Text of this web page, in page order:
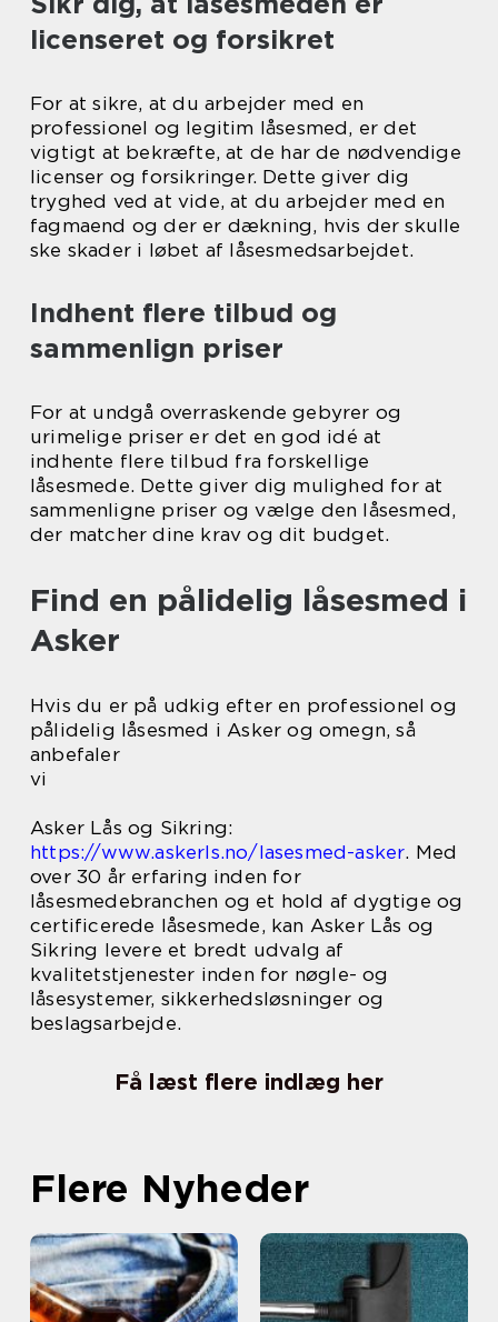
licenseret og forsikret
For at sikre, at du arbejder med en
professionel og legitim låsesmed, er det
vigtigt at bekræfte, at de har de nødvendige
licenser og forsikringer. Dette giver dig
tryghed ved at vide, at du arbejder med en
fagmaend og der er dækning, hvis der skulle
ske skader i løbet af låsesmedsarbejdet.
Indhent flere tilbud og
sammenlign priser
For at undgå overraskende gebyrer og
urimelige priser er det en god idé at
indhente flere tilbud fra forskellige
låsesmede. Dette giver dig mulighed for at
sammenligne priser og vælge den låsesmed,
der matcher dine krav og dit budget.
Find en pålidelig låsesmed i
Asker
Hvis du er på udkig efter en professionel og
pålidelig låsesmed i Asker og omegn, så
anbefaler
vi
Asker Lås og Sikring:
https://www.askerls.no/lasesmed-asker. Med
over 30 år erfaring inden for
låsesmedebranchen og et hold af dygtige og
certificerede låsesmede, kan Asker Lås og
Sikring levere et bredt udvalg af
kvalitetstjenester inden for nøgle- og
låsesystemer, sikkerhedsløsninger og
beslagsarbejde.
Få læst flere indlæg her
Flere Nyheder